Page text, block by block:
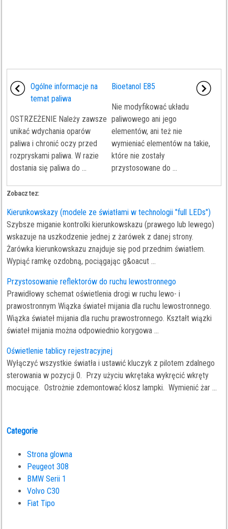
Ogólne informacje na
temat paliwa
OSTRZEŻENIE Należy zawsze
unikać wdychania oparów
paliwa i chronić oczy przed
rozpryskami paliwa. W razie
dostania się paliwa do ...
Bioetanol E85
Nie modyfikować układu
paliwowego ani jego
elementów, ani też nie
wymieniać elementów na takie,
które nie zostały
przystosowane do ...
Zobacz tez:
Kierunkowskazy (modele ze światłami w technologii "full LEDs")
Szybsze miganie kontrolki kierunkowskazu (prawego lub lewego)
wskazuje na uszkodzenie jednej z żarówek z danej strony.
Żarówka kierunkowskazu znajduje się pod przednim światłem.
Wypiąć ramkę ozdobną, pociągając g&oacut ...
Przystosowanie reflektorów do ruchu lewostronnego
Prawidłowy schemat oświetlenia drogi w ruchu lewo- i
prawostronnym Wiązka świateł mijania dla ruchu lewostronnego.
Wiązka świateł mijania dla ruchu prawostronnego. Kształt wiązki
świateł mijania można odpowiednio korygowa ...
Oświetlenie tablicy rejestracyjnej
Wyłączyć wszystkie światła i ustawić kluczyk z pilotem zdalnego
sterowania w pozycji 0. Przy użyciu wkrętaka wykręcić wkręty
mocujące. Ostrożnie zdemontować klosz lampki. Wymienić żar ...
Categorie
Strona glowna
Peugeot 308
BMW Serii 1
Volvo C30
Fiat Tipo